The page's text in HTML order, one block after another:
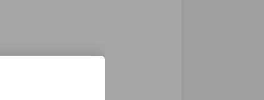
24/7
technische